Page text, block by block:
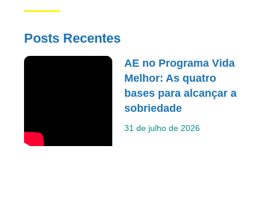
Posts Recentes
AE no Programa Vida
Melhor: As quatro
bases para alcançar a
sobriedade
31 de julho de 2026